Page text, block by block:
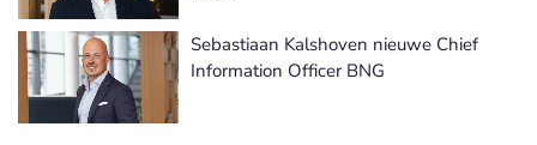
Sebastiaan Kalshoven nieuwe Chief
Information Officer BNG